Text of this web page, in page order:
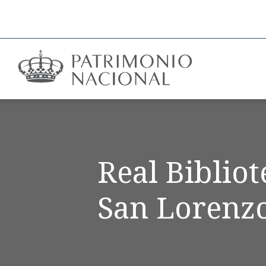
Real
San